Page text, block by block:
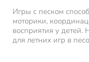
Игры с песком
моторики,
восприятия у детей.
для летних игр в